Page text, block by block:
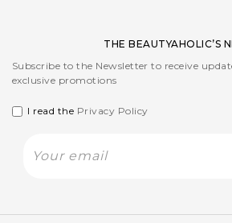
THE BEAUTYAHOLIC’S
Subscribe to the Newsletter to receive
exclusive promotions
I read the Privacy Policy